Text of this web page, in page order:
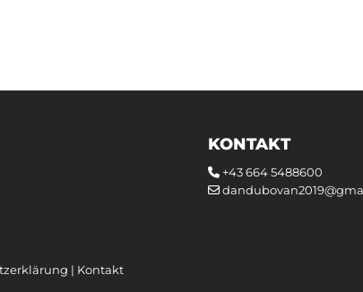
| Kontakt
KONTAKT
 +43 664 5488600
